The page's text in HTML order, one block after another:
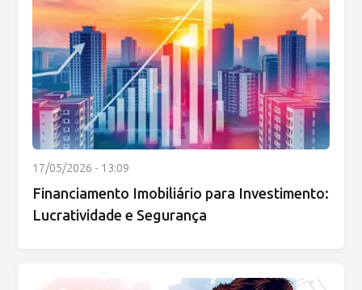
17/05/2026 - 13:09
Financiamento Imobiliário para Investimento:
Lucratividade e Segurança